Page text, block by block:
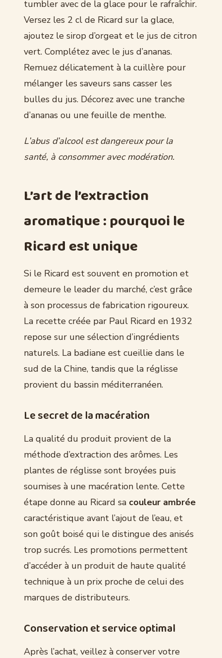
tumbler avec de la glace pour le rafraîchir.
Versez les 2 cl de Ricard sur la glace,
ajoutez le sirop d’orgeat et le jus de citron
vert. Complétez avec le jus d’ananas.
Remuez délicatement à la cuillère pour
mélanger les saveurs sans casser les
bulles du jus. Décorez avec une tranche
d’ananas ou une feuille de menthe.
L’abus d’alcool est dangereux pour la
santé, à consommer avec modération.
L’art de l’extraction
aromatique : pourquoi le
Ricard est unique
Si le Ricard est souvent en promotion et
demeure le leader du marché, c’est grâce
à son processus de fabrication rigoureux.
La recette créée par Paul Ricard en 1932
repose sur une sélection d’ingrédients
naturels. La badiane est cueillie dans le
sud de la Chine, tandis que la réglisse
provient du bassin méditerranéen.
Le secret de la macération
La qualité du produit provient de la
méthode d’extraction des arômes. Les
plantes de réglisse sont broyées puis
soumises à une macération lente. Cette
étape donne au Ricard sa couleur ambrée
caractéristique avant l’ajout de l’eau, et
son goût boisé qui le distingue des anisés
trop sucrés. Les promotions permettent
d’accéder à un produit de haute qualité
technique à un prix proche de celui des
marques de distributeurs.
Conservation et service optimal
Après l’achat, veillez à conserver votre